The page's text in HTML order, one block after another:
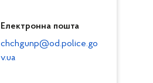
Електронна пошта
chchgunp@od.police.go
v.ua